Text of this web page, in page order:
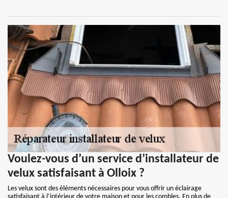
Voulez-vous d’un service d’installateur de
velux satisfaisant à Olloix ?
Les velux sont des éléments nécessaires pour vous offrir un éclairage